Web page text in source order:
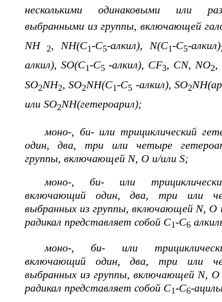
несколькими одинаковыми или
выбранными из группы, включающей
NH 2, NH(C1-C5-алкил), N(C1-C5-алкил)
алкил), SO(C1-C5 -алкил), CF3, CN, NO2,
SO2NH2, SO2NH(C1-C5 -алкил), SO2
или SO2NH(гетероарил);
моно-, би- или трициклический
один, два, три или четыре
группы, включающей N, O и/или S;
моно-, би- или
включающий один, два, три или
выбранных из группы, включающей N, O
радикал представляет собой C1-C6
моно-, би- или
включающий один, два, три или
выбранных из группы, включающей N, O
радикал представляет собой C1-C6-